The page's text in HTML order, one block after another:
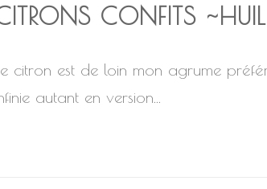
CONFITS
citron est de loin mon agrume
autant en version...